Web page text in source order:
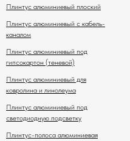
Плинтус алюминиевый плоский
Плинтус алюминиевый с кабель-
каналом
Плинтус алюминиевый под
гипсокартон (теневой)
Плинтус алюминиевый для
ковролина и линолеума
Плинтус алюминиевый под
светодиодную подсветку
Плинтус-полоса алюминиевая